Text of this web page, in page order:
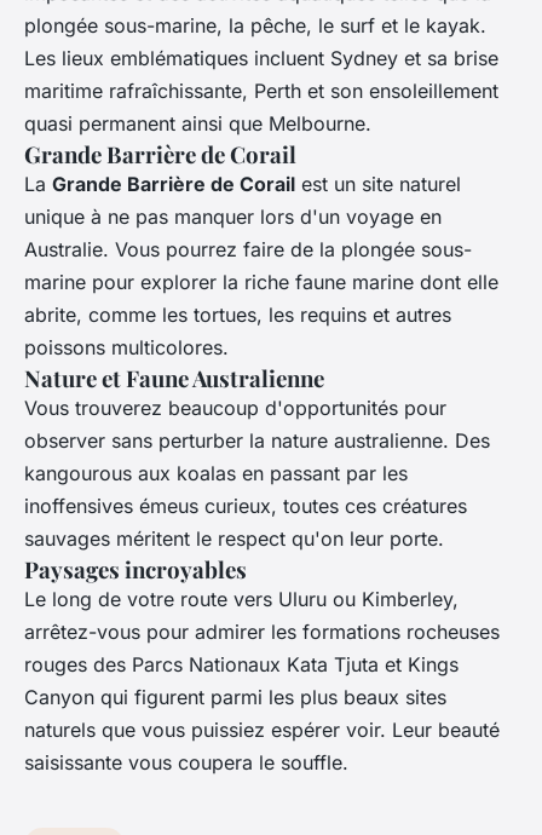
plongée sous-marine, la pêche, le surf et le kayak.
Les lieux emblématiques incluent Sydney et sa brise
maritime rafraîchissante, Perth et son ensoleillement
quasi permanent ainsi que Melbourne.
Grande Barrière de Corail
La Grande Barrière de Corail est un site naturel
unique à ne pas manquer lors d'un voyage en
Australie. Vous pourrez faire de la plongée sous-
marine pour explorer la riche faune marine dont elle
abrite, comme les tortues, les requins et autres
poissons multicolores.
Nature et Faune Australienne
Vous trouverez beaucoup d'opportunités pour
observer sans perturber la nature australienne. Des
kangourous aux koalas en passant par les
inoffensives émeus curieux, toutes ces créatures
sauvages méritent le respect qu'on leur porte.
Paysages incroyables
Le long de votre route vers Uluru ou Kimberley,
arrêtez-vous pour admirer les formations rocheuses
rouges des Parcs Nationaux Kata Tjuta et Kings
Canyon qui figurent parmi les plus beaux sites
naturels que vous puissiez espérer voir. Leur beauté
saisissante vous coupera le souffle.